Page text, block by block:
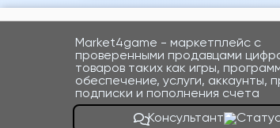
Market4game - маркетплейс с
проверенными продавцами
товаров таких как игры,
обеспечение, услуги, аккаунты,
подписки и пополнения счета
Консультант